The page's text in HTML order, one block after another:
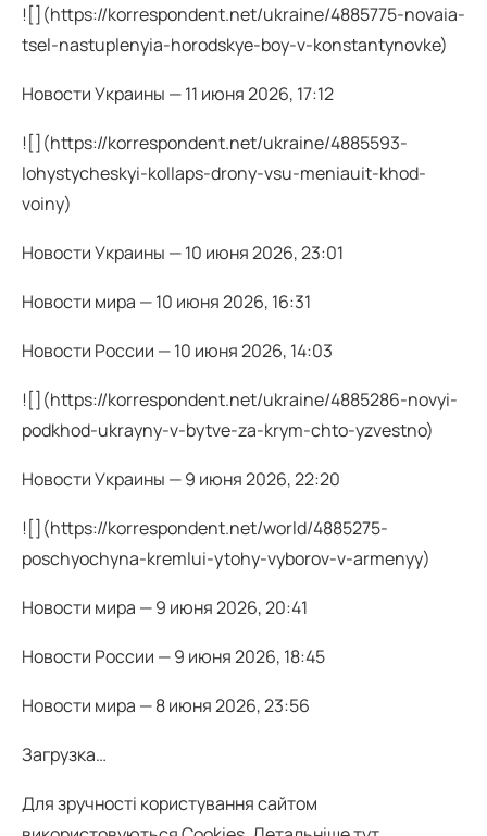
![](https://korrespondent.net/ukraine/4885775-novaia-
tsel-nastuplenyia-horodskye-boy-v-konstantynovke)
Новости Украины — 11 июня 2026, 17:12
![](https://korrespondent.net/ukraine/4885593-
lohystycheskyi-kollaps-drony-vsu-meniauit-khod-
voiny)
Новости Украины — 10 июня 2026, 23:01
Новости мира — 10 июня 2026, 16:31
Новости России — 10 июня 2026, 14:03
![](https://korrespondent.net/ukraine/4885286-novyi-
podkhod-ukrayny-v-bytve-za-krym-chto-yzvestno)
Новости Украины — 9 июня 2026, 22:20
![](https://korrespondent.net/world/4885275-
poschyochyna-kremlui-ytohy-vyborov-v-armenyy)
Новости мира — 9 июня 2026, 20:41
Новости России — 9 июня 2026, 18:45
Новости мира — 8 июня 2026, 23:56
Загрузка…
Для зручності користування сайтом